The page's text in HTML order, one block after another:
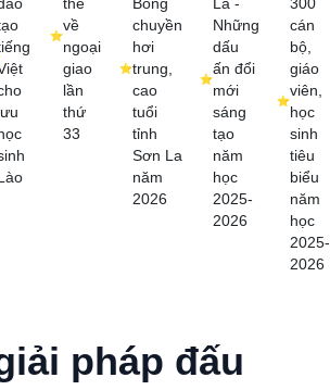
thể
về
ngoại
giao
lần
thứ
33
Bóng
chuyền
hơi
trung,
cao
tuổi
tỉnh
Sơn La
năm
2026
La -
Những
dấu
ấn đổi
mới
sáng
tạo
năm
học
2025-
2026
300
cán
bộ,
giáo
viên,
học
sinh
tiêu
biểu
năm
học
2025-
2026
pháp đấu